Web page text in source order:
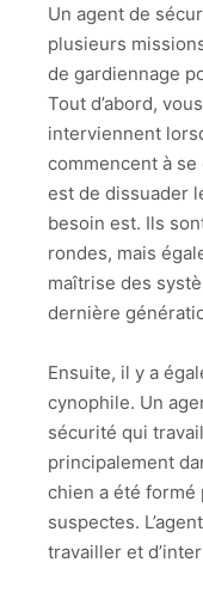
Un agent de
plusieurs
de gardiennage
Tout d’abord,
interviennent
commencent à se
est de dissuader
besoin est. Ils
rondes, mais
maîtrise des
dernière
Ensuite, il y a
cynophile. Un
sécurité qui
principalement
chien a été
suspectes.
travailler et